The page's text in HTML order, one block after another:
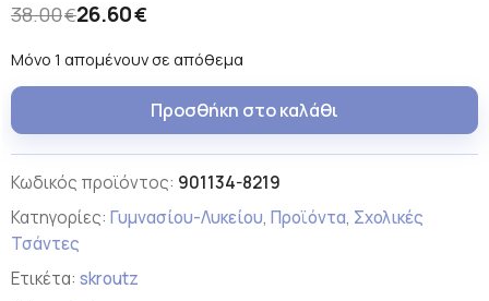
38.00€26.60€
Μόνο 1 απομένουν σε απόθεμα
Προσθήκη στο καλάθι
Κωδικός προϊόντος: 901134-8219
Κατηγορίες: Γυμνασίου-Λυκείου, Προϊόντα, Σχολικές
Τσάντες
Ετικέτα: skroutz